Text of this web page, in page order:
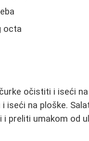
octa
očistiti i iseći
iseći na ploške.
preliti umakom od